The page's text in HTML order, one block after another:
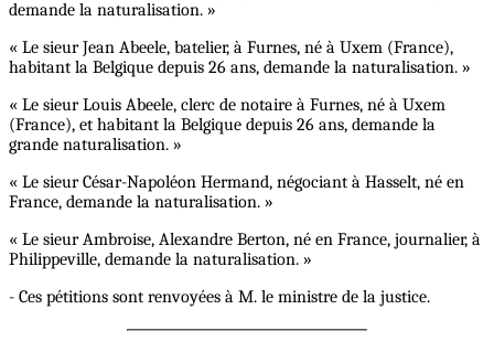
demande la naturalisation. »
« Le sieur Jean Abeele, batelier, à Furnes, né à Uxem (France),
habitant la Belgique depuis 26 ans, demande la naturalisation. »
« Le sieur Louis Abeele, clerc de notaire à Furnes, né à Uxem
(France), et habitant la Belgique depuis 26 ans, demande la
grande naturalisation. »
« Le sieur César-Napoléon Hermand, négociant à Hasselt, né en
France, demande la naturalisation. »
« Le sieur Ambroise, Alexandre Berton, né en France, journalier, à
Philippeville, demande la naturalisation. »
- Ces pétitions sont renvoyées à M. le ministre de la justice.